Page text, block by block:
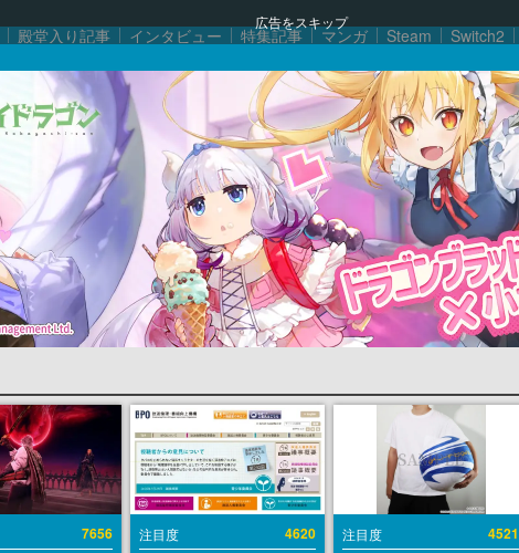
広告をスキップ
殿堂入り記事 インタビュー 特集記事 マンガ Steam Switch2
7656 注目度 4620 注目度 4521